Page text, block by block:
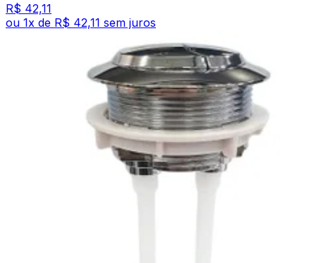
R$ 42,11
ou 1x de R$ 42,11 sem juros